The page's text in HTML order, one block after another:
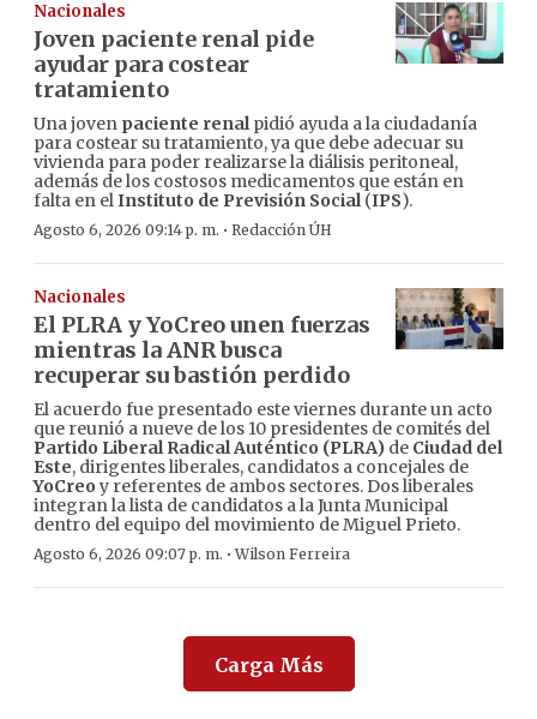
Nacionales
Joven paciente renal pide
ayudar para costear
tratamiento
Una joven paciente renalpidió ayuda a la ciudadanía
para costear su tratamiento, ya que debe adecuar su
vivienda para poder realizarse la diálisis peritoneal,
además de los costosos medicamentos que están en
falta en elInstituto de Previsión Social(IPS).
Agosto 6, 2026 09:14 p. m. · Redacción ÚH
Nacionales
El PLRA y YoCreo unen fuerzas
mientras la ANR busca
recuperar su bastión perdido
El acuerdo fue presentado este viernes durante un acto
que reunió a nueve de los 10 presidentes de comités del
Partido Liberal Radical Auténtico (PLRA) de Ciudad del
Este, dirigentes liberales, candidatos a concejales de
YoCreo y referentes de ambos sectores. Dos liberales
integran la lista de candidatos a la Junta Municipal
dentro del equipo del movimiento de Miguel Prieto.
Agosto 6, 2026 09:07 p. m. ·Wilson Ferreira
Carga Más